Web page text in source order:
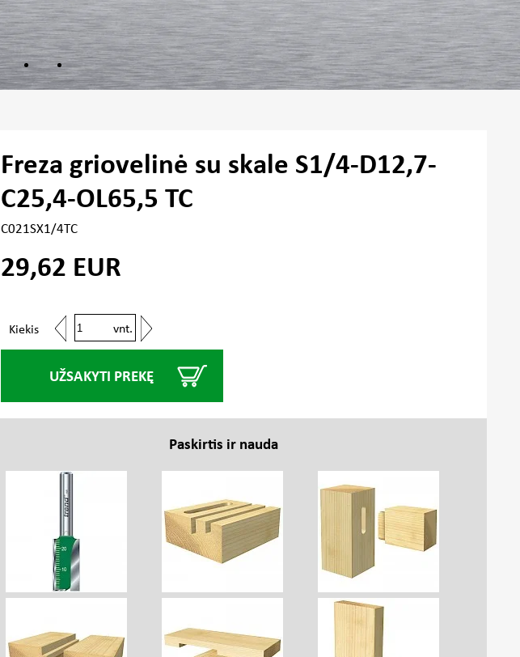
Freza griovelinė su skale S1/4-D12,7-
C25,4-OL65,5 TC
C021SX1/4TC
29,62 EUR
Kiekis vnt.
UŽSAKYTI PREKĘ
Paskirtis ir nauda